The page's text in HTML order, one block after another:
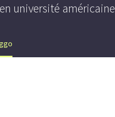
université américaine